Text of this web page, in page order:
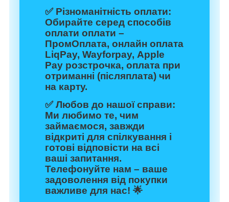
✅ Різноманітність оплати:
Обирайте серед способів
оплати оплати –
ПромОплата, онлайн оплата
LiqPay, Wayforpay, Apple
Pay розстрочка, оплата при
отриманні (післяплата) чи
на карту.
✅Любов до нашої справи:
Ми любимо те, чим
займаємося, завжди
відкриті для спілкування і
готові відповісти на всі
ваші запитання.
Телефонуйте нам – ваше
задоволення від покупки
важливе для нас! 🌟